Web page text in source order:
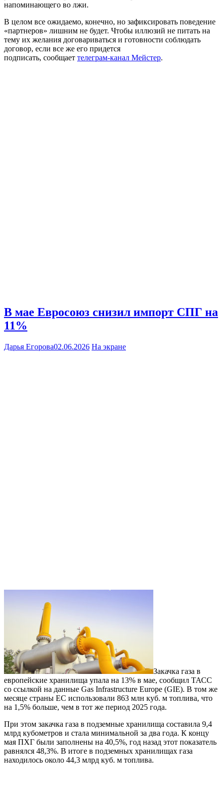
напоминающего во лжи.
В целом все ожидаемо, конечно, но зафиксировать поведение
«партнеров» лишним не будет. Чтобы иллюзий не питать на
тему их желания договариваться и готовности соблюдать
договор, если все же его придется
подписать, сообщает телеграм-канал Мейстер.
В мае Евросоюз снизил импорт СПГ на
11%
Дарья Егорова02.06.2026 На экране
Закачка газа в
европейские хранилища упала на 13% в мае, сообщил ТАСС
со ссылкой на данные Gas Infrastructure Europe (GIE). В том же
месяце страны ЕС использовали 863 млн куб. м топлива, что
на 1,5% больше, чем в тот же период 2025 года.
При этом закачка газа в подземные хранилища составила 9,4
млрд кубометров и стала минимальной за два года. К концу
мая ПХГ были заполнены на 40,5%, год назад этот показатель
равнялся 48,3%. В итоге в подземных хранилищах газа
находилось около 44,3 млрд куб. м топлива.